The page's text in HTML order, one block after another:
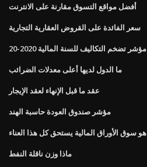
أفضل مواقع التسوق مقارنة على الانترنت
سعر الفائدة على القروض العقارية التجارية
مؤشر تضخم التكاليف للسنة المالية 2020-20
ما الدول لديها أعلى معدلات الضرائب
عقد ما قبل الإنهاء لعقد الإيجار
مؤشر صندوق العودة حاسبة الهند
هو سوق الأوراق المالية يستحق كل هذا العناء
ماذا وزن ناقلة النفط